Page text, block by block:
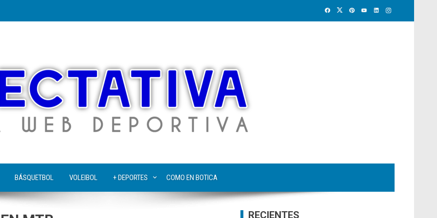
BÁSQUETBOL VOLEIBOL + DEPORTES COMO EN BOTICA
RECIENTES